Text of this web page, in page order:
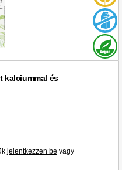
kalciummal és
jelentkezzen be vagy